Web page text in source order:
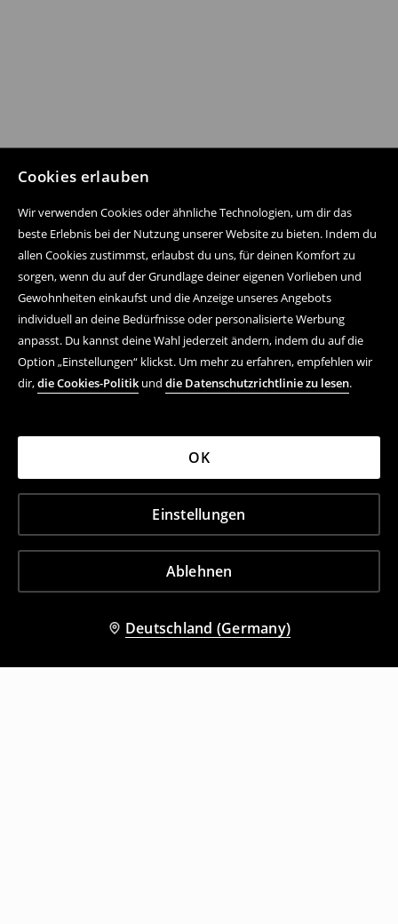
Cookies erlauben
Wir verwenden Cookies oder ähnliche Technologien, um dir das
beste Erlebnis bei der Nutzung unserer Website zu bieten. Indem du
allen Cookies zustimmst, erlaubst du uns, für deinen Komfort zu
sorgen, wenn du auf der Grundlage deiner eigenen Vorlieben und
Gewohnheiten einkaufst und die Anzeige unseres Angebots
individuell an deine Bedürfnisse oder personalisierte Werbung
anpasst. Du kannst deine Wahl jederzeit ändern, indem du auf die
Option „Einstellungen“ klickst. Um mehr zu erfahren, empfehlen wir
dir,die Cookies-Politik und die Datenschutzrichtlinie zu lesen.
Ablehnen
Einstellungen
OK
Deutschland (Germany)